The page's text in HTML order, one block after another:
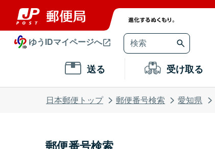
ゆうIDマイページへ
送る 受け取る
日本郵便トップ 郵便番号検索 愛知県
郵便番号検索